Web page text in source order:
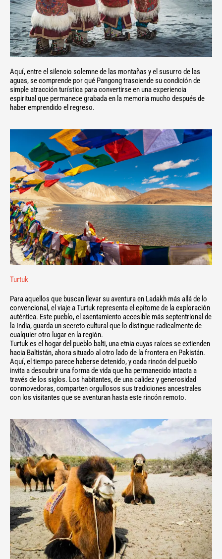
Aquí, entre el silencio solemne de las montañas y el susurro de las
aguas, se comprende por qué Pangong trasciende su condición de
simple atracción turística para convertirse en una experiencia
espiritual que permanece grabada en la memoria mucho después de
haber emprendido el regreso.
Turtuk
Para aquellos que buscan llevar su aventura en Ladakh más allá de lo
convencional, el viaje a Turtuk representa el epítome de la exploración
auténtica. Este pueblo, el asentamiento accesible más septentrional de
la India, guarda un secreto cultural que lo distingue radicalmente de
cualquier otro lugar en la región.
Turtuk es el hogar del pueblo balti, una etnia cuyas raíces se extienden
hacia Baltistán, ahora situado al otro lado de la frontera en Pakistán.
Aquí, el tiempo parece haberse detenido, y cada rincón del pueblo
invita a descubrir una forma de vida que ha permanecido intacta a
través de los siglos. Los habitantes, de una calidez y generosidad
conmovedoras, comparten orgullosos sus tradiciones ancestrales
con los visitantes que se aventuran hasta este rincón remoto.